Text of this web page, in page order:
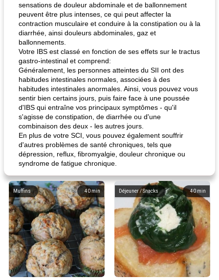
sensations de douleur abdominale et de ballonnement
peuvent être plus intenses, ce qui peut affecter la
contraction musculaire et conduire à la constipation ou à la
diarrhée, ainsi douleurs abdominales, gaz et
ballonnements.
Votre IBS est classé en fonction de ses effets sur le tractus
gastro-intestinal et comprend:
Généralement, les personnes atteintes du SII ont des
habitudes intestinales normales, associées à des
habitudes intestinales anormales. Ainsi, vous pouvez vous
sentir bien certains jours, puis faire face à une poussée
d'IBS qui entraîne vos principaux symptômes - qu'il
s'agisse de constipation, de diarrhée ou d'une
combinaison des deux - les autres jours.
En plus de votre SCI, vous pouvez également souffrir
d'autres problèmes de santé chroniques, tels que
dépression, reflux, fibromyalgie, douleur chronique ou
syndrome de fatigue chronique.
40 min
Muffins 40 min
Déjeuner / Snacks